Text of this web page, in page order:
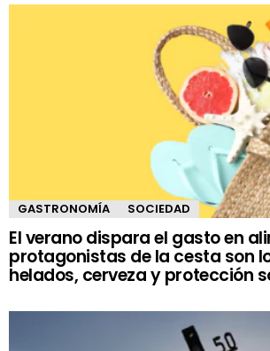
GASTRONOMÍA SOCIEDAD
El verano dispara el gasto en
protagonistas de la cesta son
helados, cerveza y protección